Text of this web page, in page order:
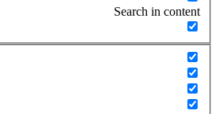
Search in content